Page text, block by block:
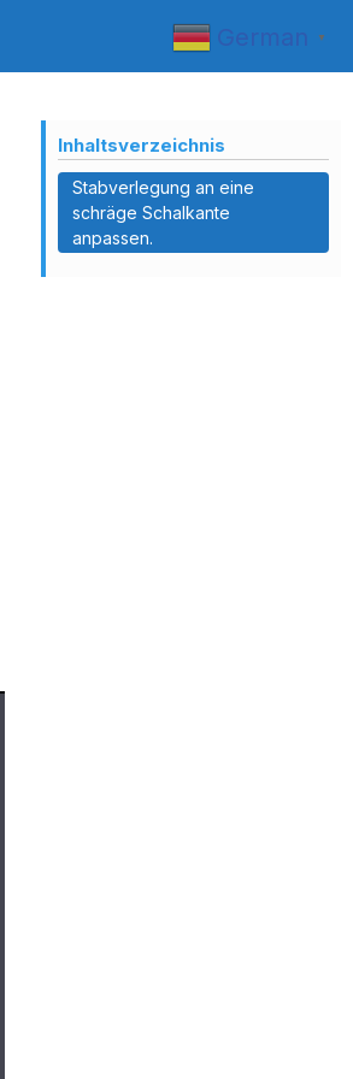
Inhaltsverzeichnis
Stabverlegung an eine
schräge Schalkante
anpassen.
German ▼